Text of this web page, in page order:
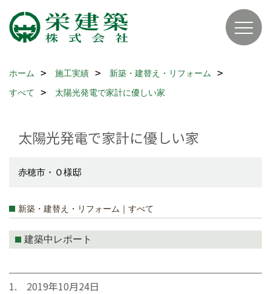
ホーム 施工実績
新築・建替え・リフォーム
すべて
太陽光発電で家計に優しい家
太陽光発電で家計に優しい家
赤穂市・Ｏ様邸
新築・建替え・リフォーム｜すべて
建築中レポート
1. 2019年10月24日